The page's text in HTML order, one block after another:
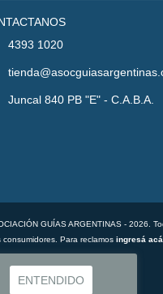
ENTENDIDO
4393 1020
Juncal 840 PB "E" - C.A.B.A.
GUÍAS ARGENTINAS - 2026.
Para reclamos ingresá